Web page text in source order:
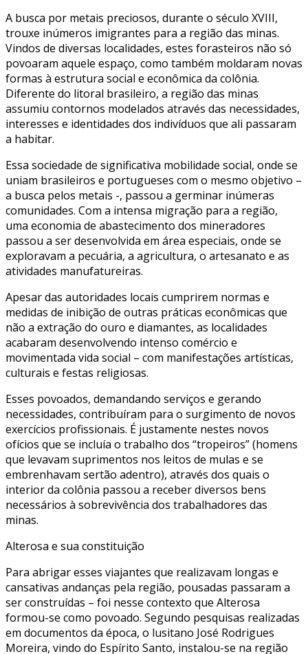
A busca por metais preciosos, durante o século XVIII,
trouxe inúmeros imigrantes para a região das minas.
Vindos de diversas localidades, estes forasteiros não só
povoaram aquele espaço, como também moldaram novas
formas à estrutura social e econômica da colônia.
Diferente do litoral brasileiro, a região das minas
assumiu contornos modelados através das necessidades,
interesses e identidades dos indivíduos que ali passaram
a habitar.
Essa sociedade de significativa mobilidade social, onde se
uniam brasileiros e portugueses com o mesmo objetivo –
a busca pelos metais -, passou a germinar inúmeras
comunidades. Com a intensa migração para a região,
uma economia de abastecimento dos mineradores
passou a ser desenvolvida em área especiais, onde se
exploravam a pecuária, a agricultura, o artesanato e as
atividades manufatureiras.
Apesar das autoridades locais cumprirem normas e
medidas de inibição de outras práticas econômicas que
não a extração do ouro e diamantes, as localidades
acabaram desenvolvendo intenso comércio e
movimentada vida social – com manifestações artísticas,
culturais e festas religiosas.
Esses povoados, demandando serviços e gerando
necessidades, contribuíram para o surgimento de novos
exercícios profissionais. É justamente nestes novos
ofícios que se incluía o trabalho dos “tropeiros” (homens
que levavam suprimentos nos leitos de mulas e se
embrenhavam sertão adentro), através dos quais o
interior da colônia passou a receber diversos bens
necessários à sobrevivência dos trabalhadores das
minas.
Alterosa e sua constituição
Para abrigar esses viajantes que realizavam longas e
cansativas andanças pela região, pousadas passaram a
ser construídas – foi nesse contexto que Alterosa
formou-se como povoado. Segundo pesquisas realizadas
em documentos da época, o lusitano José Rodrigues
Moreira, vindo do Espírito Santo, instalou-se na região